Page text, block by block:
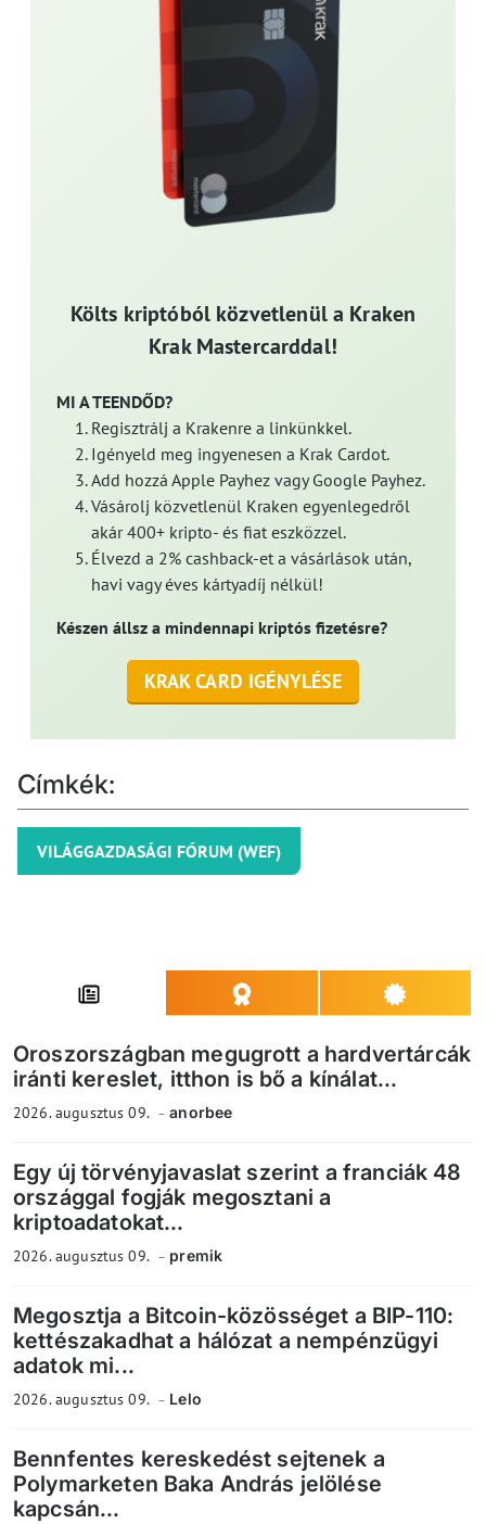
Költs kriptóból közvetlenül a Kraken
Krak Mastercarddal!
MI A TEENDŐD?
Regisztrálj a Krakenre a linkünkkel.
Igényeld meg ingyenesen a Krak Cardot.
Add hozzá Apple Payhez vagy Google Payhez.
Vásárolj közvetlenül Kraken egyenlegedről
akár 400+ kripto- és fiat eszközzel.
Élvezd a 2% cashback-et a vásárlások után,
havi vagy éves kártyadíj nélkül!
Készen állsz a mindennapi kriptós fizetésre?
KRAK CARD IGÉNYLÉSE
Címkék:
VILÁGGAZDASÁGI FÓRUM (WEF)
Oroszországban megugrott a hardvertárcák
iránti kereslet, itthon is bő a kínálat...
2026. augusztus 09. anorbee
Egy új törvényjavaslat szerint a franciák 48
országgal fogják megosztani a
kriptoadatokat...
2026. augusztus 09. premik
Megosztja a Bitcoin-közösséget a BIP-110:
kettészakadhat a hálózat a nempénzügyi
adatok mi...
2026. augusztus 09. Lelo
Bennfentes kereskedést sejtenek a
Polymarketen Baka András jelölése
kapcsán...